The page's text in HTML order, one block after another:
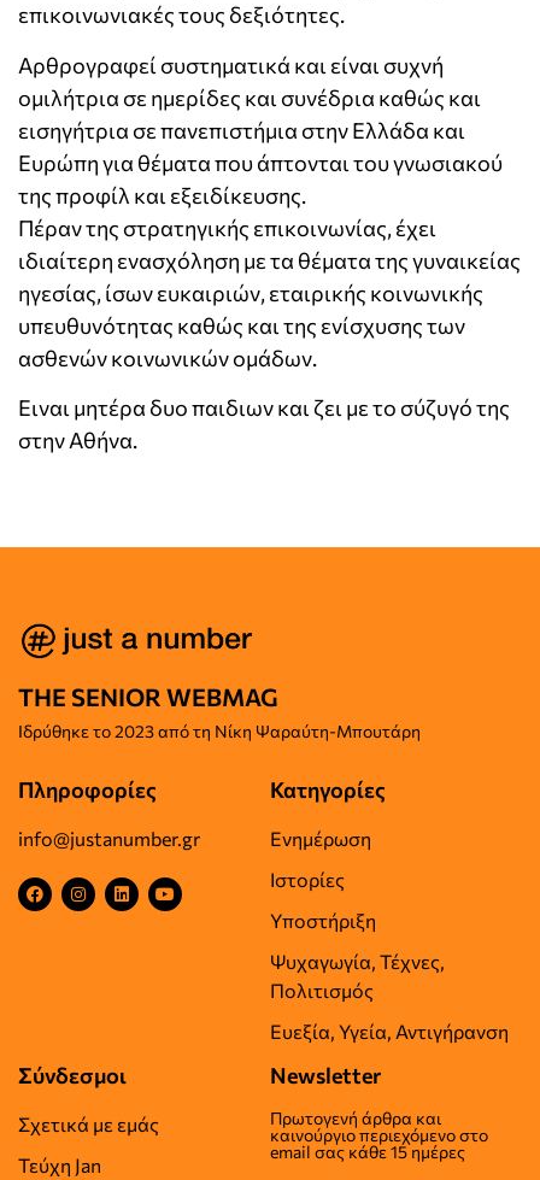
επικοινωνιακές τους δεξιότητες.
Αρθρογραφεί συστηματικά και είναι συχνή
ομιλήτρια σε ημερίδες και συνέδρια καθώς και
εισηγήτρια σε πανεπιστήμια στην Ελλάδα και
Ευρώπη για θέματα που άπτονται του γνωσιακού
της προφίλ και εξειδίκευσης.
Πέραν της στρατηγικής επικοινωνίας, έχει
ιδιαίτερη ενασχόληση με τα θέματα της γυναικείας
ηγεσίας, ίσων ευκαιριών, εταιρικής κοινωνικής
υπευθυνότητας καθώς και της ενίσχυσης των
ασθενών κοινωνικών ομάδων.
Ειναι μητέρα δυο παιδιων και ζει με το σύζυγό της
στην Αθήνα.
THE SENIOR WEBMAG
Iδρύθηκε το2023 από τη Νίκη Ψαραύτη-Μπουτάρη
Πληροφορίες
info@justanumber.gr
Κατηγορίες
Ενημέρωση
Ιστορίες
Υποστήριξη
Ψυχαγωγία, Τέχνες,
Πολιτισμός
Ευεξία, Υγεία, Αντιγήρανση
Σύνδεσμοι
Σχετικά με εμάς
Τεύχη Jan
Newsletter
Πρωτογενή άρθρα και
καινούργιο περιεχόμενο στο
email σας κάθε 15 ημέρες